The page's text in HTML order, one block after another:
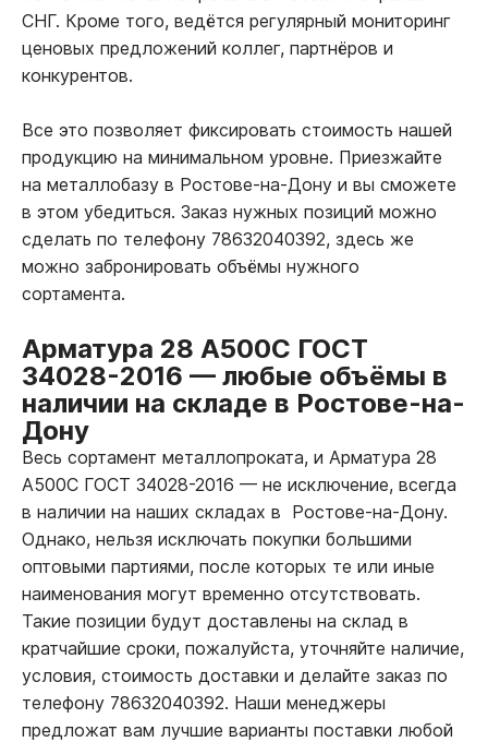
СНГ. Кроме того, ведётся регулярный мониторинг
ценовых предложений коллег, партнёров и
конкурентов.
Все это позволяет фиксировать стоимость нашей
продукцию на минимальном уровне. Приезжайте
на металлобазу в Ростове-на-Дону и вы сможете
в этом убедиться. Заказ нужных позиций можно
сделать по телефону 78632040392, здесь же
можно забронировать объёмы нужного
сортамента.
Арматура 28 А500С ГОСТ
34028-2016 — любые объёмы в
наличии на складе в Ростове-на-
Дону
Весь сортамент металлопроката, и Арматура 28
А500С ГОСТ 34028-2016 — не исключение, всегда
в наличии на наших складах в Ростове-на-Дону.
Однако, нельзя исключать покупки большими
оптовыми партиями, после которых те или иные
наименования могут временно отсутствовать.
Такие позиции будут доставлены на склад в
кратчайшие сроки, пожалуйста, уточняйте наличие,
условия, стоимость доставки и делайте заказ по
телефону 78632040392. Наши менеджеры
предложат вам лучшие варианты поставки любой